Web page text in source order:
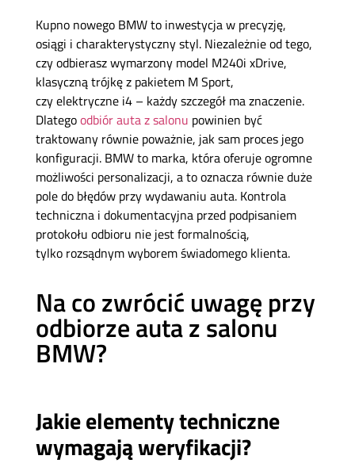
Kupno nowego BMW to inwestycja w precyzję,
osiągi i charakterystyczny styl. Niezależnie od tego,
czy odbierasz wymarzony model M240i xDrive,
klasyczną trójkę z pakietem M Sport,
czy elektryczne i4 – każdy szczegół ma znaczenie.
Dlategoodbiór auta z salonu powinien być
traktowany równie poważnie, jak sam proces jego
konfiguracji. BMW to marka, która oferuje ogromne
możliwości personalizacji, a to oznacza równie duże
pole do błędów przy wydawaniu auta. Kontrola
techniczna i dokumentacyjna przed podpisaniem
protokołu odbioru nie jest formalnością,
tylko rozsądnym wyborem świadomego klienta.
Na co zwrócić uwagę przy
odbiorze auta z salonu
BMW?
Jakie elementy techniczne
wymagają weryfikacji?